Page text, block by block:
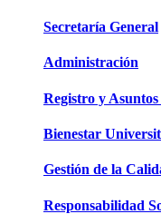
Secretaría General
Administración
Registro y Asuntos
Bienestar
Gestión de la
Responsabilidad